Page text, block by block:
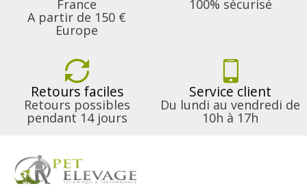
France
A partir de 150 €
Europe
100% sécurisé
Retours faciles
Retours possibles
pendant 14 jours
Service client
Du lundi au vendredi de
10h à 17h